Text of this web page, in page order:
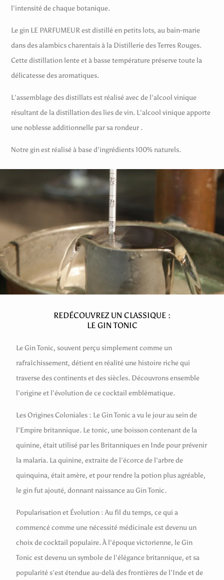
l’intensité de chaque botanique.
Le gin LE PARFUMEUR est distillé en petits lots, au bain-marie
dans des alambics charentais à la Distillerie des Terres Rouges.
Cette distillation lente et à basse température préserve toute la
délicatesse des aromatiques.
L’assemblage des distillats est réalisé avec de l’alcool vinique
résultant de la distillation des lies de vin. L’alcool vinique apporte
une noblesse additionnelle par sa rondeur .
Notre gin est réalisé à base d’ingrédients 100% naturels.
REDÉCOUVREZ UN CLASSIQUE :
LE GIN TONIC
Le Gin Tonic, souvent perçu simplement comme un
rafraîchissement, détient en réalité une histoire riche qui
traverse des continents et des siècles. Découvrons ensemble
l’origine et l’évolution de ce cocktail emblématique.
Les Origines Coloniales : Le Gin Tonic a vu le jour au sein de
l’Empire britannique. Le tonic, une boisson contenant de la
quinine, était utilisé par les Britanniques en Inde pour prévenir
la malaria. La quinine, extraite de l’écorce de l’arbre de
quinquina, était amère, et pour rendre la potion plus agréable,
le gin fut ajouté, donnant naissance au Gin Tonic.
Popularisation et Évolution : Au fil du temps, ce qui a
commencé comme une nécessité médicinale est devenu un
choix de cocktail populaire. À l’époque victorienne, le Gin
Tonic est devenu un symbole de l’élégance britannique, et sa
popularité s’est étendue au-delà des frontières de l’Inde et de